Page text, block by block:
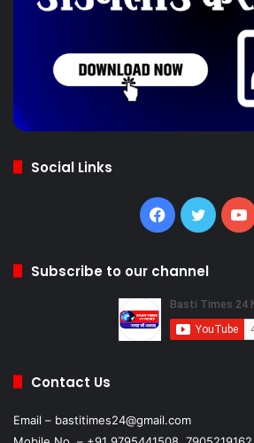
Social Links
Facebook
Subscribe to our channel
Contact Us
Email – bastitimes24@gmail.com